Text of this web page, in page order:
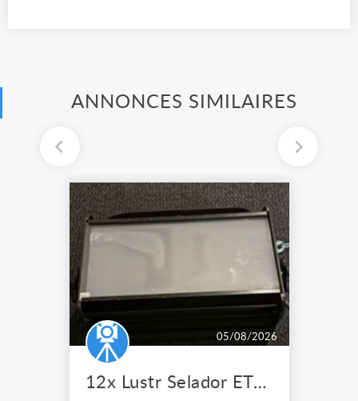
ANNONCES SIMILAIRES
05/08/2026
12x Lustr Selador ETC Led 7x colors filtres